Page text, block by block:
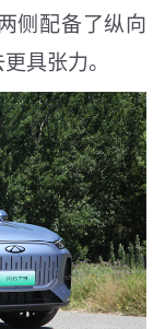
侧配备了纵向
具张力。